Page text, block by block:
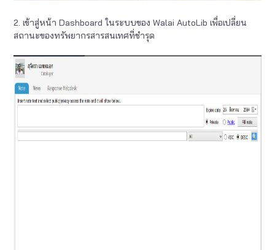
2. เข้าสู่หน้า Dashboard ในระบบของ Walai AutoLib เพื่อเปลี่ยน
สถานะของทรัพยากรสารสนเทศที่ชำรุด